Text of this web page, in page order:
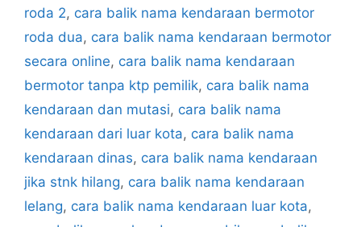
roda 2, cara balik nama kendaraan bermotor
roda dua, cara balik nama kendaraan bermotor
secara online, cara balik nama kendaraan
bermotor tanpa ktp pemilik, cara balik nama
kendaraan dan mutasi, cara balik nama
kendaraan dari luar kota, cara balik nama
kendaraan dinas, cara balik nama kendaraan
jika stnk hilang, cara balik nama kendaraan
lelang, cara balik nama kendaraan luar kota,